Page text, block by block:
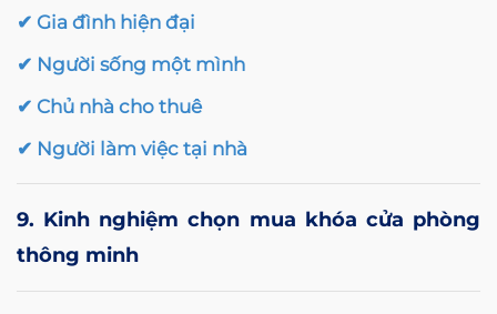
✔ Gia đình hiện đại
✔ Người sống một mình
✔ Chủ nhà cho thuê
✔ Người làm việc tại nhà
9. Kinh nghiệm chọn mua khóa cửa phòng
thông minh